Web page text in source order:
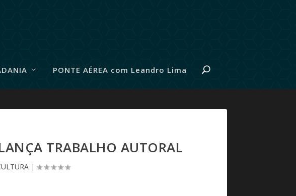
PONTE AÉREA com Leandro Lima
TRABALHO AUTORAL
|